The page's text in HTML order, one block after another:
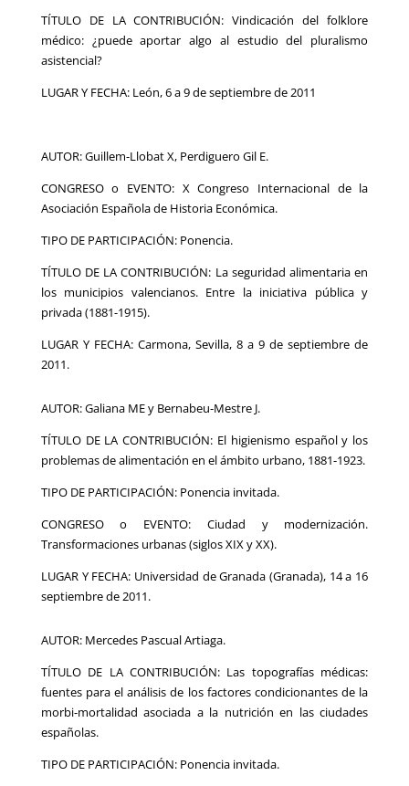
TÍTULO DE LA CONTRIBUCIÓN: Vindicación del folklore
médico: ¿puede aportar algo al estudio del pluralismo
asistencial?
LUGAR Y FECHA: León, 6 a 9 de septiembre de 2011
AUTOR: Guillem-Llobat X, Perdiguero Gil E.
CONGRESO o EVENTO: X Congreso Internacional de la
Asociación Española de Historia Económica.
TIPO DE PARTICIPACIÓN: Ponencia.
TÍTULO DE LA CONTRIBUCIÓN: La seguridad alimentaria en
los municipios valencianos. Entre la iniciativa pública y
privada (1881-1915).
LUGAR Y FECHA: Carmona, Sevilla, 8 a 9 de septiembre de
2011.
AUTOR: Galiana ME y Bernabeu-Mestre J.
TÍTULO DE LA CONTRIBUCIÓN: El higienismo español y los
problemas de alimentación en el ámbito urbano, 1881-1923.
TIPO DE PARTICIPACIÓN: Ponencia invitada.
CONGRESO o EVENTO: Ciudad y modernización.
Transformaciones urbanas (siglos XIX y XX).
LUGAR Y FECHA: Universidad de Granada (Granada), 14 a 16
septiembre de 2011.
AUTOR: Mercedes Pascual Artiaga.
TÍTULO DE LA CONTRIBUCIÓN: Las topografías médicas:
fuentes para el análisis de los factores condicionantes de la
morbi-mortalidad asociada a la nutrición en las ciudades
españolas.
TIPO DE PARTICIPACIÓN: Ponencia invitada.